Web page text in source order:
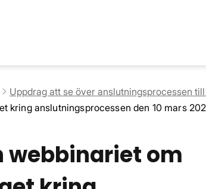
Uppdrag att se över anslutningsprocessen
kring anslutningsprocessen den 10 mars
webbinariet om